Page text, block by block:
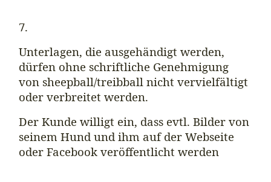
7.
Unterlagen, die ausgehändigt werden,
dürfen ohne schriftliche Genehmigung
von sheepball/treibball nicht vervielfältigt
oder verbreitet werden.
Der Kunde willigt ein, dass evtl. Bilder von
seinem Hund und ihm auf der Webseite
oder Facebook veröffentlicht werden